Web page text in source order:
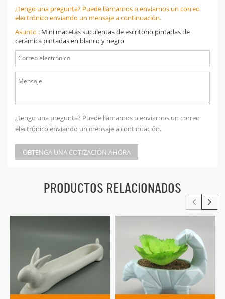
¿tengo una pregunta? Puede llamarnos o enviarnos un correo
electrónico enviando un mensaje a continuación.
Asunto : Mini macetas suculentas de escritorio pintadas de
cerámica pintadas en blanco y negro
¿tengo una pregunta? Puede llamarnos o enviarnos un correo
electrónico enviando un mensaje a continuación.
OBTENGA UNA COTIZACIÓN AHORA
PRODUCTOS RELACIONADOS